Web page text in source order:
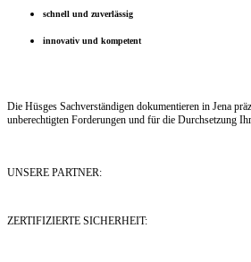
schnell und zuverlässig
innovativ und kompetent
Die Hüsges Sachverständigen dokumentieren in Jena
unberechtigten Forderungen und für die Durchsetzung
UNSERE PARTNER:
ZERTIFIZIERTE SICHERHEIT: